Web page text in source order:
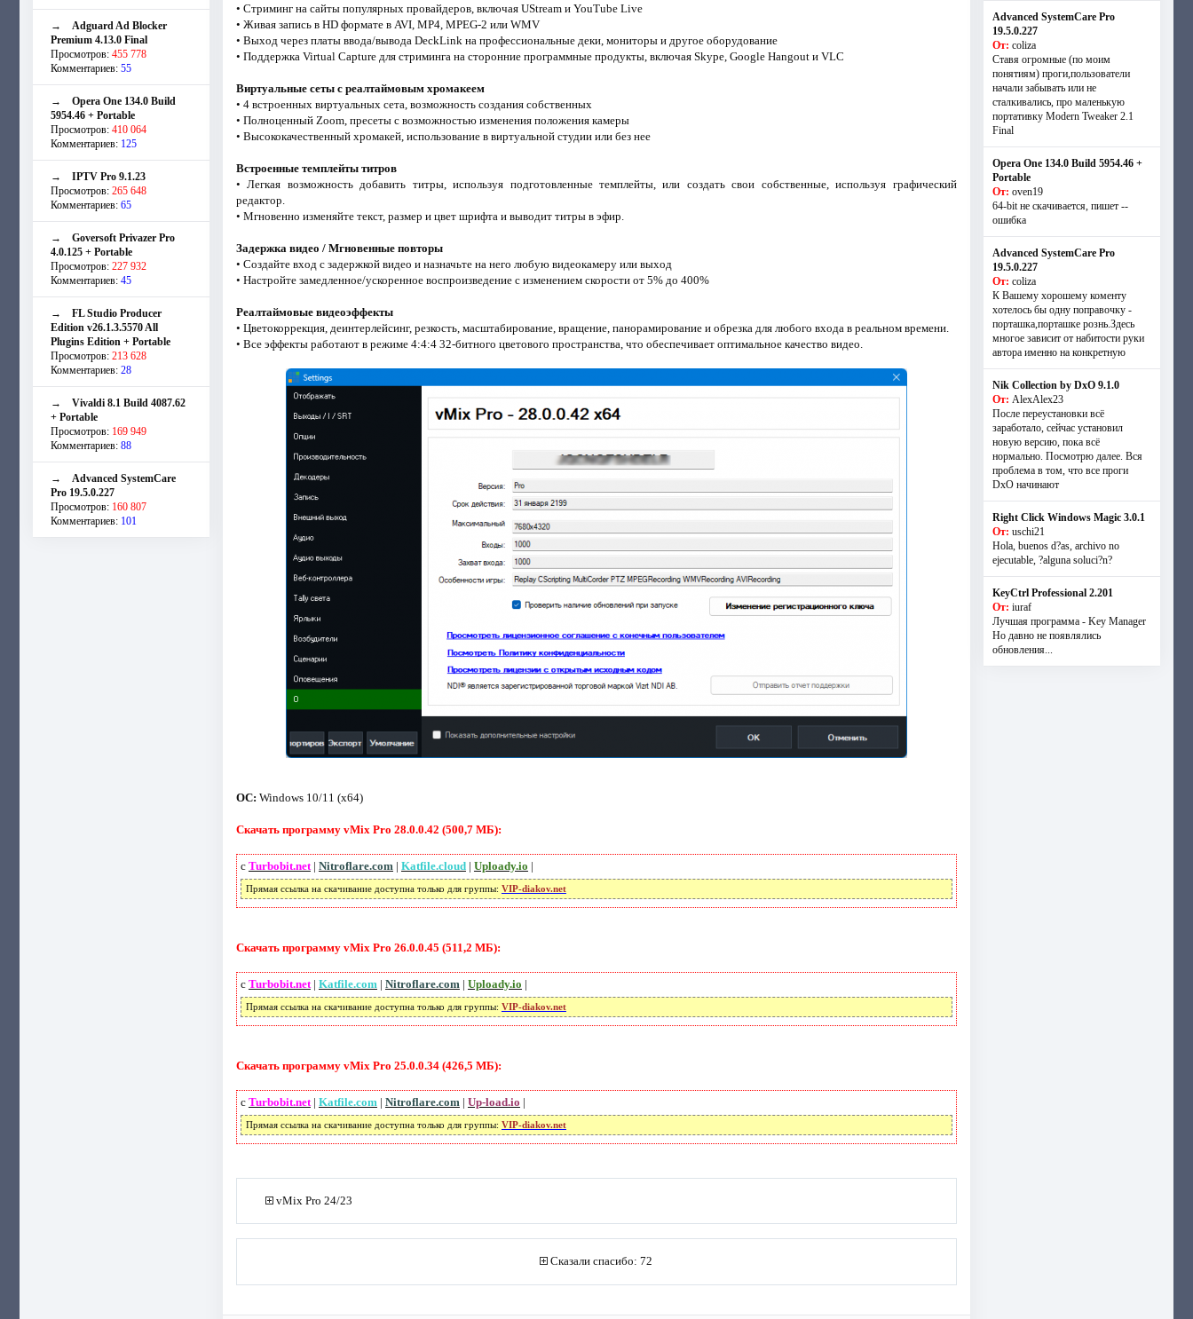
→ Adguard Ad Blocker
Premium 4.13.0 Final
Просмотров: 455 778
Комментариев: 55
→ Opera One 134.0 Build
5954.46 + Portable
Просмотров: 410 064
Комментариев: 125
→ IPTV Pro 9.1.23
Просмотров: 265 648
Комментариев: 65
→ Goversoft Privazer Pro
4.0.125 + Portable
Просмотров: 227 932
Комментариев: 45
→ FL Studio Producer
Edition v26.1.3.5570 All
Plugins Edition + Portable
Просмотров: 213 628
Комментариев: 28
→ Vivaldi 8.1 Build 4087.62
+ Portable
Просмотров: 169 949
Комментариев: 88
→ Advanced SystemCare
Pro 19.5.0.227
Просмотров: 160 807
Комментариев: 101
• Стриминг на сайты популярных провайдеров, включая UStream и YouTube Live
• Живая запись в HD формате в AVI, MP4, MPEG-2 или WMV
• Выход через платы ввода/вывода DeckLink на профессиональные деки, мониторы и другое оборудование
• Поддержка Virtual Capture для стриминга на сторонние программные продукты, включая Skype, Google Hangout и VLC
Виртуальные сеты с реалтаймовым хромакеем
• 4 встроенных виртуальных сета, возможность создания собственных
• Полноценный Zoom, пресеты с возможностью изменения положения камеры
• Высококачественный хромакей, использование в виртуальной студии или без нее
Встроенные темплейты титров
• Легкая возможность добавить титры, используя подготовленные темплейты, или создать свои собственные, используя графический
редактор.
• Мгновенно изменяйте текст, размер и цвет шрифта и выводит титры в эфир.
Задержка видео / Мгновенные повторы
• Создайте вход с задержкой видео и назначьте на него любую видеокамеру или выход
• Настройте замедленное/ускоренное воспроизведение с изменением скорости от 5% до 400%
Реалтаймовые видеоэффекты
• Цветокоррекция, деинтерлейсинг, резкость, масштабирование, вращение, панорамирование и обрезка для любого входа в реальном времени.
• Все эффекты работают в режиме 4:4:4 32-битного цветового пространства, что обеспечивает оптимальное качество видео.
ОС: Windows 10/11 (x64)
Скачать программу vMix Pro 28.0.0.42 (500,7 МБ):
с Turbobit.net| Nitroflare.com | Katfile.cloud| Uploady.io |
Прямая ссылка на скачивание доступна только для группы: VIP-diakov.net
Скачать программу vMix Pro 26.0.0.45 (511,2 МБ):
с Turbobit.net| Katfile.com | Nitroflare.com | Uploady.io |
Прямая ссылка на скачивание доступна только для группы: VIP-diakov.net
Скачать программу vMix Pro 25.0.0.34 (426,5 МБ):
с Turbobit.net| Katfile.com | Nitroflare.com | Up-load.io |
Прямая ссылка на скачивание доступна только для группы: VIP-diakov.net
vMix Pro 24/23
Сказали спасибо: 72
Advanced SystemCare Pro
19.5.0.227
От: coliza
Ставя огромные (по моим
понятиям) проги,пользователи
начали забывать или не
сталкивались, про маленькую
портативку Modern Tweaker 2.1
Final
Opera One 134.0 Build 5954.46 +
Portable
От: oven19
64-bit не скачивается, пишет --
ошибка
Advanced SystemCare Pro
19.5.0.227
От: coliza
К Вашему хорошему коменту
хотелось бы одну поправочку -
порташка,порташке рознь.Здесь
многое зависит от набитости руки
автора именно на конкретную
Nik Collection by DxO 9.1.0
От: AlexAlex23
После переустановки всё
заработало, сейчас установил
новую версию, пока всё
нормально. Посмотрю далее. Вся
проблема в том, что все проги
DxO начинают
Right Click Windows Magic 3.0.1
От: uschi21
Hola, buenos d?as, archivo no
ejecutable, ?alguna soluci?n?
KeyCtrl Professional 2.201
От: iuraf
Лучшая программа - Key Manager
Но давно не появлялись
обновления...